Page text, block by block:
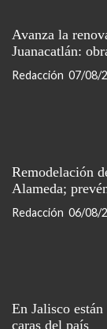
Avanza la
Juanacatlán:
Redacción 07/08/
Remodelación
Alameda;
Redacción 06/08/
En Jalisco
caras del país